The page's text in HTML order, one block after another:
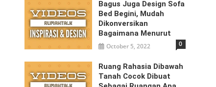
Bagus Juga Design Sofa
Bed Begini, Mudah
Dikonversikan
Bagaimana Menurut
October 5, 2022 0
Ruang Rahasia Dibawah
Tanah Cocok Dibuat